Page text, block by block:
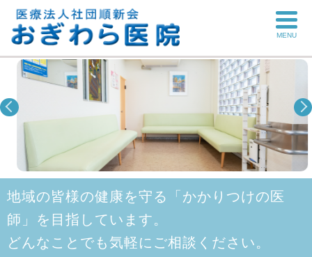
MENU
地域の皆様の健康を守る「かかりつけの医
師」を目指しています。
どんなことでも気軽にご相談ください。